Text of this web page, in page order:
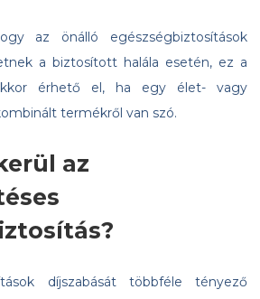
az önálló egészségbiztosítások
a biztosított halála esetén, ez a
érhető el, ha egy élet- vagy
termékről van szó.
az
díjszabását többféle tényező